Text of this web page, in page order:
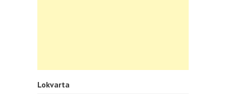
Lokvarta